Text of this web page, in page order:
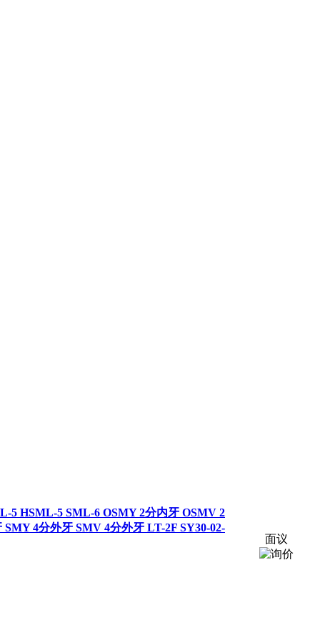
5 HSML-5 SML-6 OSMY 2分内牙 OSMV 2
4分外牙 SMV 4分外牙 LT-2F SY30-02-
面议